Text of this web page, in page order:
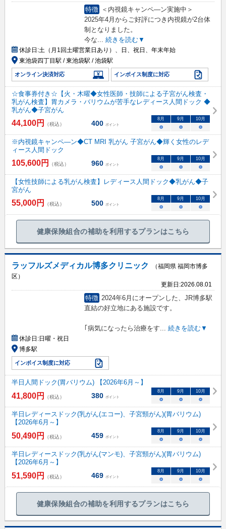
特徴
＜内視鏡キャンペ―ン実施中＞
2025年4月からご好評につき内視鏡が2台体
制となりました。
今な
続きを読む▼
休診日:土（月1回土曜営業日あり）、日、祝日、年末年始
東池袋四丁目駅 / 東池袋駅 / 池袋駅
オンライン決済対応 インボイス制度に対応
☆食事券付き☆【火・木曜◆女性医師・技師による子宮がん検査・
乳がん検査】胃カメラ・バリウムが苦手なレディース人間ドック ◆
乳がん◆子宮がん
44,100円 （税込） 400 ポイント
8 月 9 月 10月
○ ○ ○
※内視鏡キャンペ―ン◆CT MRI 乳がん 子宮がん◆輝く女性のレデ
ィース人間ドック
105,600円 （税込） 960 ポイント
8 月 9 月 10月
○ ○ ○
【女性技師による乳がん検査】レディース人間ドック◆乳がん◆子
宮がん
55,000円 （税込） 500 ポイント
8 月 9 月 10月
○ ○ ○
健康保険組合の補助を利用するプランはこちら
ラッフルズメディカル博多クリニック
（福岡県 福岡市博多
区）
更新日:2026.08.01
特徴 2024年6月にオープンした、JR博多駅
直結の好立地にある施設です。
｢病気になったら治療をす... 続きを読む▼
休診日:日曜・祝日
博多駅
インボイス制度に対応
半日人間ドック(胃バリウム) 【2026年6月～】
41,800円 （税込） 380 ポイント
8月 9月 10月
○ ○ ○
半日レディースドック(乳がん(エコー)、子宮頸がん)(胃バリウム)
【2026年6月～】
50,490円 （税込） 459 ポイント
8月 9月 10月
○ ○ ○
半日レディースドック(乳がん(マンモ)、子宮頸がん)(胃バリウム)
【2026年6月～】
51,590円 （税込） 469 ポイント
8月 9月 10月
○ ○ ○
健康保険組合の補助を利用するプランはこちら